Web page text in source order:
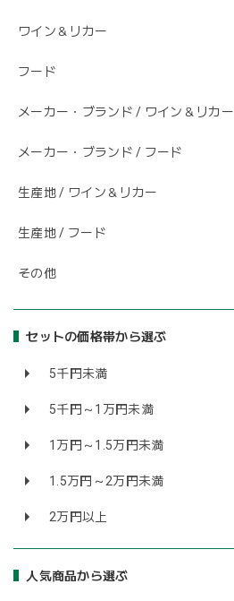
ワイン＆リカー
フード
メーカー・ブランド / ワイン＆リカー
メーカー・ブランド / フード
生産地 / ワイン＆リカー
生産地 / フード
その他
セットの価格帯から選ぶ
5千円未満
5千円～1万円未満
1万円～1.5万円未満
1.5万円～2万円未満
2万円以上
人気商品から選ぶ